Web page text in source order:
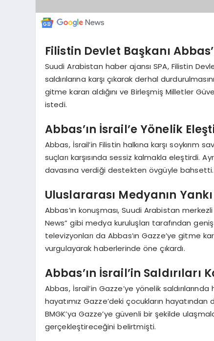
Filistin Devlet Başkanı
Suudi Arabistan haber ajansı SPA, Filistin
saldırılarına karşı çıkarak derhal
gitme kararı aldığını ve Birleşmiş Milletler
istedi.
Abbas’ın İsrail’e Yönelik
Abbas, İsrail’in Filistin halkına karşı soykırım
suçları karşısında sessiz kalmakla eleştirdi.
davasına verdiği destekten övgüyle bahsetti.
Uluslararası Medyanın
Abbas’ın konuşması, Suudi Arabistan
News” gibi medya kuruluşları tarafından
televizyonları da Abbas’ın Gazze’ye gitme
vurgulayarak haberlerinde öne çıkardı.
Abbas’ın İsrail’in Saldırıları
Abbas, İsrail’in Gazze’ye yönelik
hayatımız Gazze’deki çocukların
BMGK’ya Gazze’ye güvenli bir şekilde
gerçekleştireceğini belirtmişti.